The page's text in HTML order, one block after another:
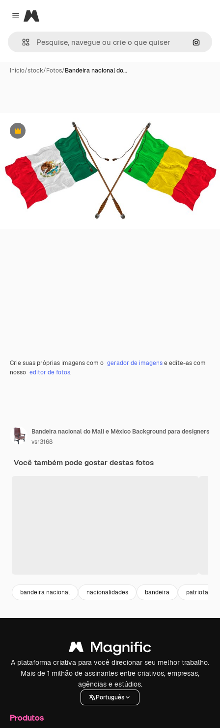
Close menu
Magnific
Início/stock/Fotos/Bandeira nacional do…
Premium
Crie suas próprias imagens com o gerador de imagense edite-as com
nosso editor de fotos.
Bandeira nacional do Mali e México Background para designers
vsr3168
Você também pode gostar destas fotos
bandeira nacional nacionalidades bandeira patriota
A plataforma criativa para você direcionar seu melhor trabalho.
Mais de 1 milhão de assinantes entre criativos, empresas,
agências e estúdios.
Português
Produtos